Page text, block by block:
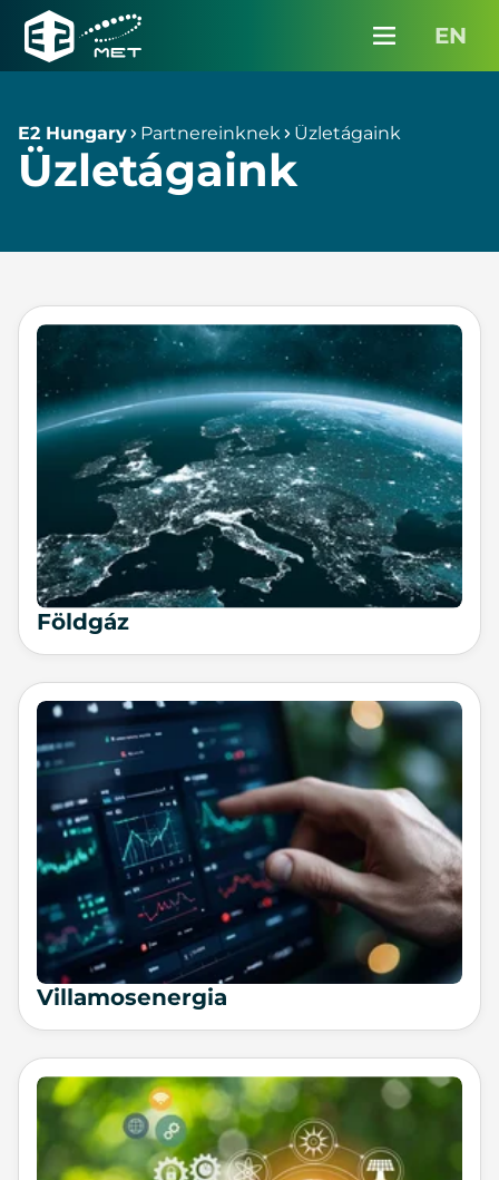
E2
Menü
Karrier
Kapcsolat
EN
E2 Hungary Partnereinknek Üzletágaink
Üzletágaink
Földgáz
Villamosenergia